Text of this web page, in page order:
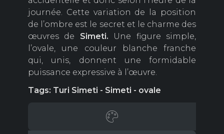
journée. Cette variation de la position
de l’ombre est le secret et le charme des
œuvres de Simeti. Une figure simple,
l’ovale, une couleur blanche franche
qui, unis, donnent une formidable
puissance expressive à l’œuvre.
Tags: Turi Simeti - Simeti - ovale